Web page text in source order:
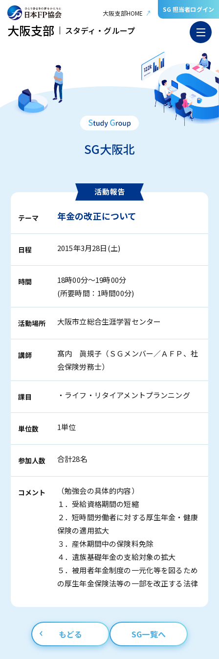
大阪支部 スタディ・グループ
大阪支部HOME SG 担当者ログイン
SG大阪北
テーマ 年金の改正について
日程 2015年3月28日(土)
時間
18時00分～19時00分
(所要時間：1時間00分)
活動場所 大阪市立総合生涯学習センター
講師
髙内 眞規子（ＳＧメンバー／ＡＦＰ、社
会保険労務士）
課目 ・ライフ・リタイアメントプランニング
単位数 1単位
参加人数 合計28名
コメント
（勉強会の具体的内容）
１．受給資格期間の短縮
２．短時間労働者に対する厚生年金・健康
保険の適用拡大
３．産休期間中の保険料免除
４．遺族基礎年金の支給対象の拡大
５．被用者年金制度の一元化等を図るため
の厚生年金保険法等の一部を改正する法律
もどる SG一覧へ